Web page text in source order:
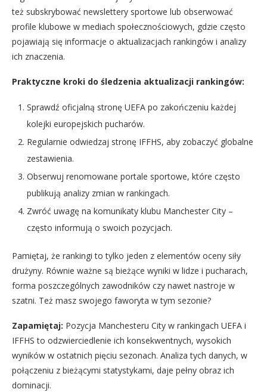
też subskrybować newslettery sportowe lub obserwować
profile klubowe w mediach społecznościowych, gdzie często
pojawiają się informacje o aktualizacjach rankingów i analizy
ich znaczenia.
Praktyczne kroki do śledzenia aktualizacji rankingów:
Sprawdź oficjalną stronę UEFA po zakończeniu każdej
kolejki europejskich pucharów.
Regularnie odwiedzaj stronę IFFHS, aby zobaczyć globalne
zestawienia.
Obserwuj renomowane portale sportowe, które często
publikują analizy zmian w rankingach.
Zwróć uwagę na komunikaty klubu Manchester City –
często informują o swoich pozycjach.
Pamiętaj, że rankingi to tylko jeden z elementów oceny siły
drużyny. Równie ważne są bieżące wyniki w lidze i pucharach,
forma poszczególnych zawodników czy nawet nastroje w
szatni. Też masz swojego faworyta w tym sezonie?
Zapamiętaj: Pozycja Manchesteru City w rankingach UEFA i
IFFHS to odzwierciedlenie ich konsekwentnych, wysokich
wyników w ostatnich pięciu sezonach. Analiza tych danych, w
połączeniu z bieżącymi statystykami, daje pełny obraz ich
dominacji.